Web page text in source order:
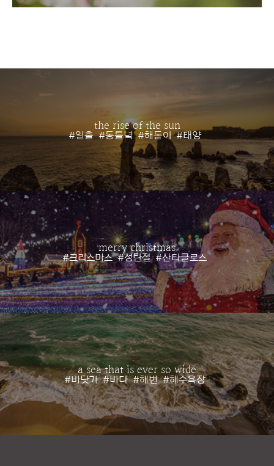
the rise of the sun
#일출 #동틀녘 #해돋이 #태양
merry christmas
#크리스마스 #성탄절 #산타클로스
a sea that is ever so wide
#바닷가 #바다 #해변 #해수욕장